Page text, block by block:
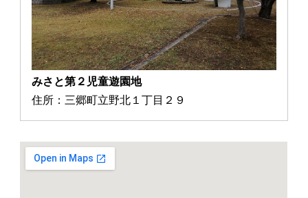
みさと第２児童遊園地
住所：三郷町立野北１丁目２９